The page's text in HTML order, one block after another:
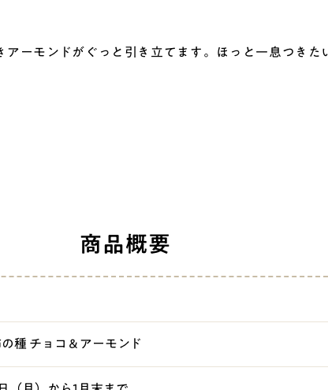
ーモンドがぐっと引き立てます。ほっと一息つきた
商品概要
種 チョコ＆アーモンド